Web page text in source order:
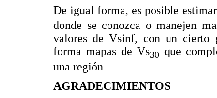
De igual forma, es posible
donde se conozca o manejen
valores de Vsinf, con un cierto
forma mapas de Vs30que
una región
AGRADECIMIENTOS